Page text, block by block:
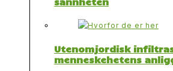
Utenomjordisk
menneskehetens